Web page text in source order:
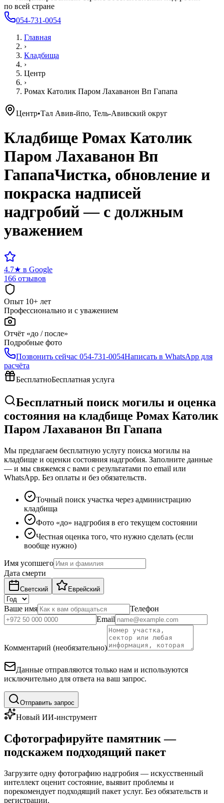
по всей стране
054-731-0054
Главная
›
Кладбища
›
Центр
›
Ромах Католик Паром Лахаванон Вп Гапапа
Центр•Тал Авив-йпо, Тель-Авивский округ
Кладбище Ромах Католик
Паром Лахаванон Вп
ГапапаЧистка, обновление и
покраска надписей
надгробий — с должным
уважением
4.7★ в Google
166 отзывов
Опыт 10+ лет
Профессионально и с уважением
Отчёт «до / после»
Подробные фото
Позвонить сейчас 054-731-0054Написать в WhatsApp для
расчёта
БесплатноБесплатная услуга
Бесплатный поиск могилы и оценка
состояния на кладбище Ромах Католик
Паром Лахаванон Вп Гапапа
Мы предлагаем бесплатную услугу поиска могилы на
кладбище и оценки состояния надгробия. Заполните данные
— и мы свяжемся с вами с результатами по email или
WhatsApp. Без оплаты и без обязательств.
Точный поиск участка через администрацию
кладбища
Фото «до» надгробия в его текущем состоянии
Честная оценка того, что нужно сделать (если
вообще нужно)
Имя усопшего
Дата смерти
Светский Еврейский
Ваше имя
Телефон
Email
Комментарий (необязательно)
Данные отправляются только нам и используются
исключительно для ответа на ваш запрос.
Отправить запрос
Новый ИИ-инструмент
Сфотографируйте памятник —
подскажем подходящий пакет
Загрузите одну фотографию надгробия — искусственный
интеллект оценит состояние, выявит проблемы и
порекомендует подходящий пакет услуг. Без обязательств и
регистрации.